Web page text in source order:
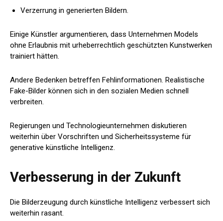
Verzerrung in generierten Bildern.
Einige Künstler argumentieren, dass Unternehmen Models
ohne Erlaubnis mit urheberrechtlich geschützten Kunstwerken
trainiert hätten.
Andere Bedenken betreffen Fehlinformationen. Realistische
Fake-Bilder können sich in den sozialen Medien schnell
verbreiten.
Regierungen und Technologieunternehmen diskutieren
weiterhin über Vorschriften und Sicherheitssysteme für
generative künstliche Intelligenz.
Verbesserung in der Zukunft
Die Bilderzeugung durch künstliche Intelligenz verbessert sich
weiterhin rasant.